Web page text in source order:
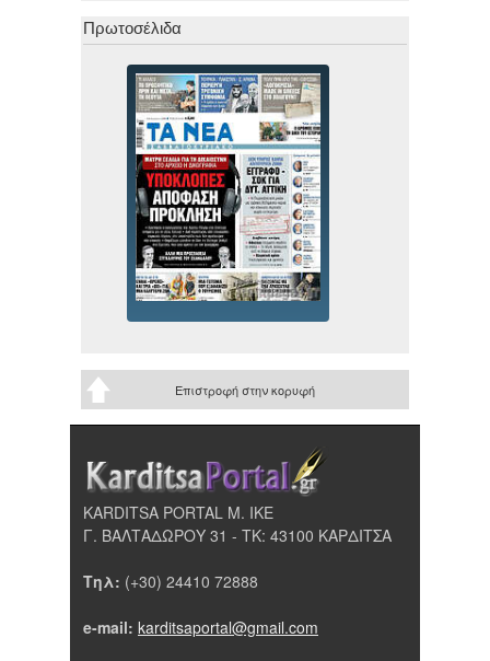
Πρωτοσέλιδα
Επιστροφή στην κορυφή
KARDITSA PORTAL Μ. ΙΚΕ
Γ. ΒΑΛΤΑΔΩΡΟΥ 31 - ΤΚ: 43100 ΚΑΡΔΙΤΣΑ
Τηλ: (+30) 24410 72888
e-mail: karditsaportal@gmail.com